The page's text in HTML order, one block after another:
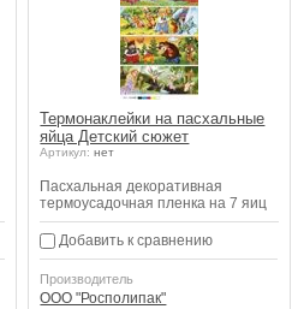
Термонаклейки на пасхальные
яйца Детский сюжет
Артикул: нет
Пасхальная декоративная
термоусадочная пленка на 7 яиц
Добавить к сравнению
Производитель
ООО "Росполипак"